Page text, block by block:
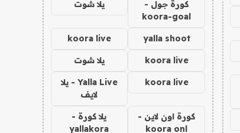
كورة جول -
koora-goal
يلا شوت
yalla shoot
koora live
koora live يلا شوت
koora live
Yalla Live - يلا
لايف
كورة اون لاين -
koora onl
يلا كورة -
yallakora